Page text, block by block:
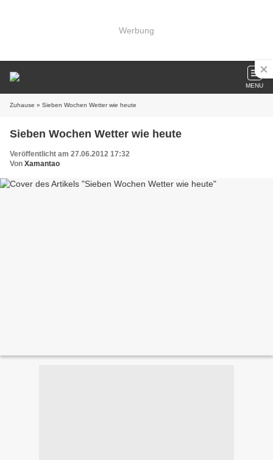
Werbung
MENU
Zuhause » Sieben Wochen Wetter wie heute
Sieben Wochen Wetter wie heute
Veröffentlicht am 27.06.2012 17:32
Von Xamantao